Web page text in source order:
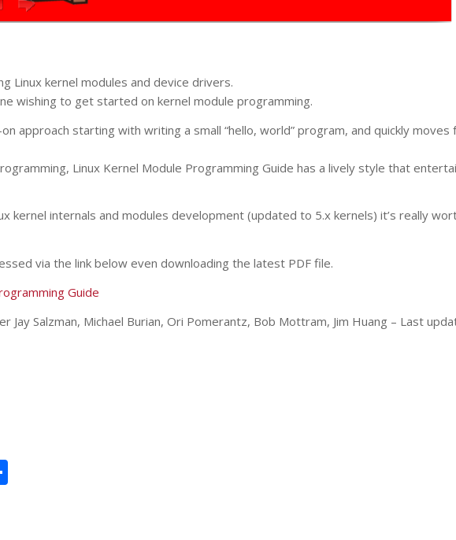
Linux kernel modules and device drivers.
wishing to get started on kernel module programming.
approach starting with writing a small “hello, world” program, and quickly moves
Linux Kernel Module Programming Guide has a lively style that
kernel internals and modules development (updated to 5.x kernels) it’s really
via the link below even downloading the latest PDF file.
Guide
Jay Salzman, Michael Burian, Ori Pomerantz, Bob Mottram, Jim Huang – Last